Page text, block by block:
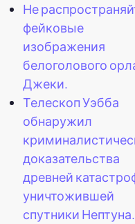
Не
фейковые
изображения
белоголового
Джеки.
Телескоп Уэбба
обнаружил
доказательства
древней
уничтожившей
спутники Нептуна.